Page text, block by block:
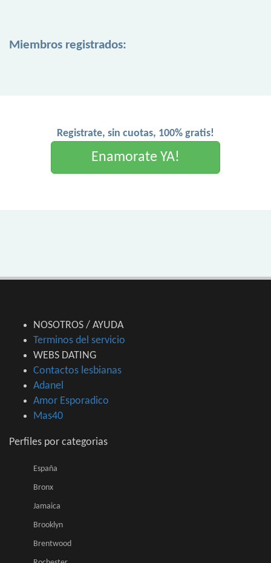
Miembros registrados:
Registrate, sin cuotas, 100% gratis!
Enamorate YA!
NOSOTROS / AYUDA
Terminos del servicio
WEBS DATING
Contactos lesbianas
Adanel
Amor Esporadico
Mas40
Perfiles por categorias
España
Bronx
Jamaica
Brooklyn
Brentwood